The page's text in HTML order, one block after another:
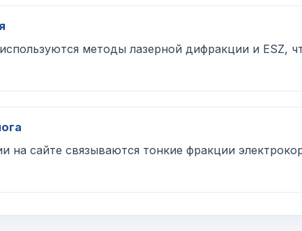
методы лазерной дифракции и ESZ,
на сайте связываются тонкие фракции